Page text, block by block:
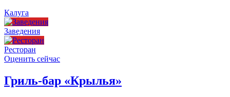
Калуга
Заведения
Ресторан
Оценить сейчас
Гриль-бар «Крылья»